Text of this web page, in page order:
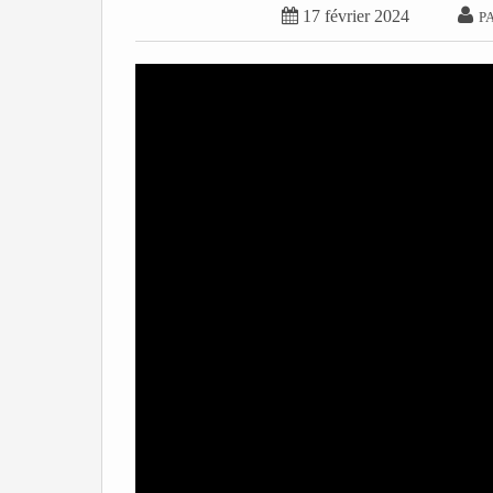
 17 février 2024 